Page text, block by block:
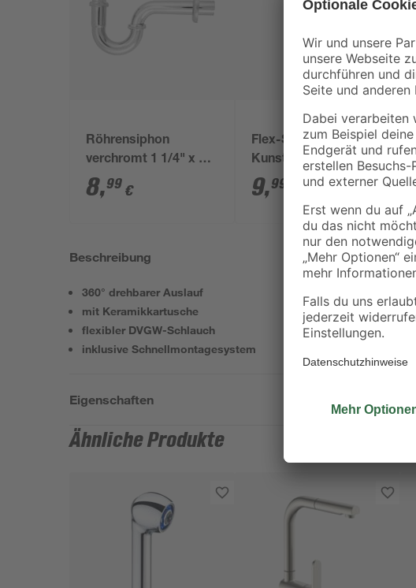
Röhrensiphon
verchromt 1 1/4" x 32
mm
8,99 €
Flex-Siphon
Kunststoff weiß 1 1/2'
x 40/50 mm
9,99
Beschreibung
360° drehbarer Auslauf
mit Keramikkartusche
flexibler DVGW-Schlauch
inklusive Schnellmontagesystem
Eigenschaften
Ähnliche Produkte